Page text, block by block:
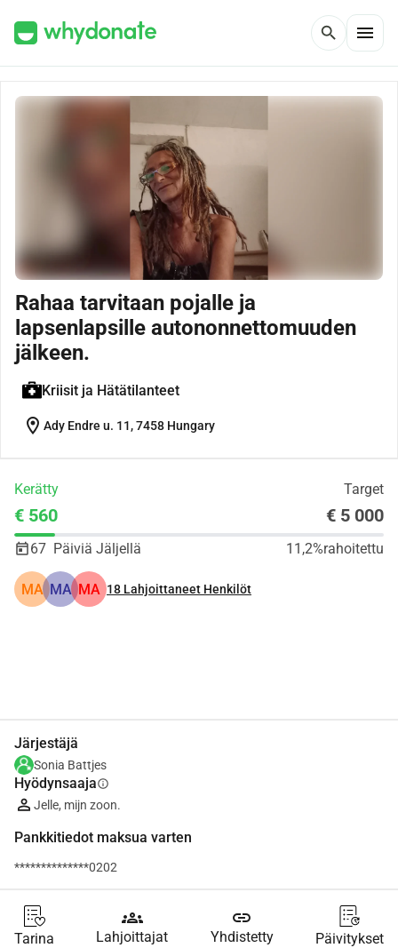
search menu
Rahaa tarvitaan pojalle ja
lapsenlapsille autononnettomuuden
jälkeen.
Kriisit ja Hätätilanteet
location_on Ady Endre u. 11, 7458 Hungary
Kerätty Target
€ 560 € 5 000
67 Päiviä Jäljellä 11,2%rahoitettu
MA MA MA 18 Lahjoittaneet Henkilöt
Järjestäjä
Sonia Battjes
Hyödynsaajainfo
Jelle, mijn zoon.
Pankkitiedot maksua varten
**************0202
Tarina
groups
Lahjoittajat
link
Yhdistetty Päivitykset